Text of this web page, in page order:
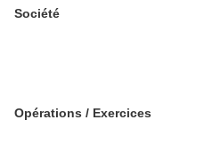
Société
Opérations / Exercices